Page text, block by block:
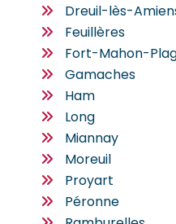
Dreuil-lès-
Feuillères
Fort-Mahon-
Gamaches
Ham
Long
Miannay
Moreuil
Proyart
Péronne